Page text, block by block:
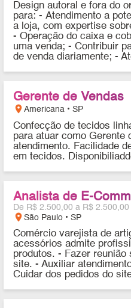
Design autoral e fora do
para: - Atendimento a
a loja, com expertise
- Operação do caixa e
uma venda; - Contribuir
de venda diariamente; -
Gerente de Vendas
location_onAmericana • SP
Confecção de tecidos
para atuar como Gerente
atendimento. Facilidade
em tecidos.
Analista de E-
De R$ 2.500,00 a R$ 2.500,00
location_onSão Paulo • SP
Comércio varejista de
acessórios admite
produtos. - Fazer reunião
site. - Auxiliar
Cuidar dos pedidos do